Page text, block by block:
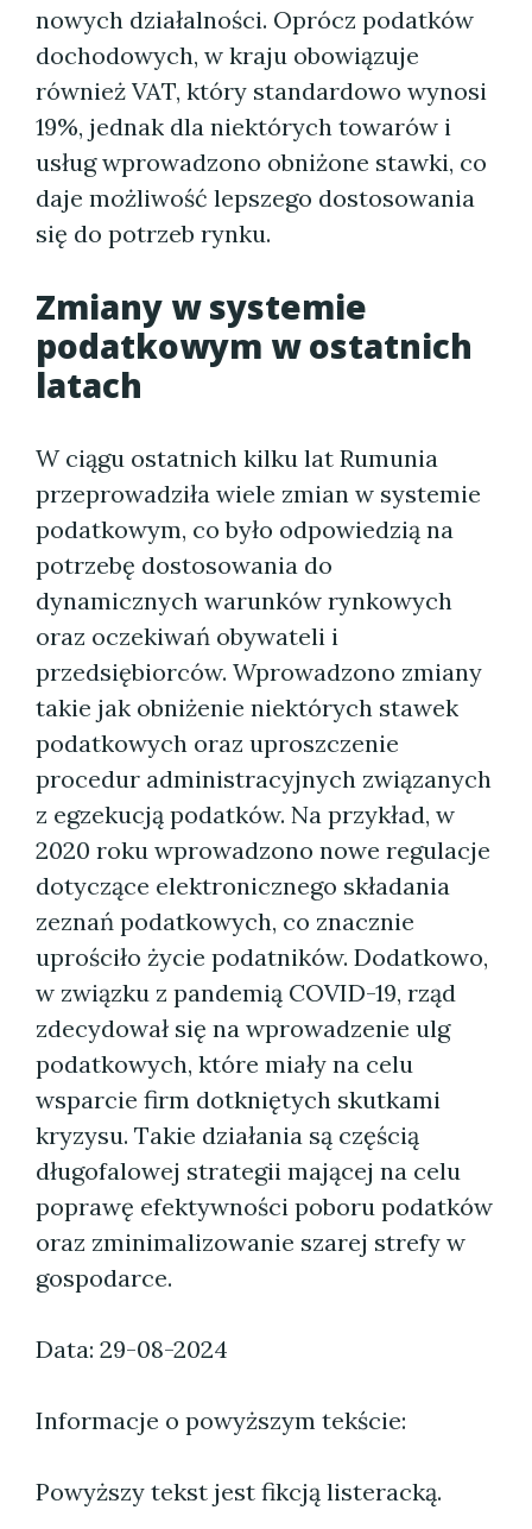
nowych działalności. Oprócz podatków
dochodowych, w kraju obowiązuje
również VAT, który standardowo wynosi
19%, jednak dla niektórych towarów i
usług wprowadzono obniżone stawki, co
daje możliwość lepszego dostosowania
się do potrzeb rynku.
Zmiany w systemie
podatkowym w ostatnich
latach
W ciągu ostatnich kilku lat Rumunia
przeprowadziła wiele zmian w systemie
podatkowym, co było odpowiedzią na
potrzebę dostosowania do
dynamicznych warunków rynkowych
oraz oczekiwań obywateli i
przedsiębiorców. Wprowadzono zmiany
takie jak obniżenie niektórych stawek
podatkowych oraz uproszczenie
procedur administracyjnych związanych
z egzekucją podatków. Na przykład, w
2020 roku wprowadzono nowe regulacje
dotyczące elektronicznego składania
zeznań podatkowych, co znacznie
uprościło życie podatników. Dodatkowo,
w związku z pandemią COVID-19, rząd
zdecydował się na wprowadzenie ulg
podatkowych, które miały na celu
wsparcie firm dotkniętych skutkami
kryzysu. Takie działania są częścią
długofalowej strategii mającej na celu
poprawę efektywności poboru podatków
oraz zminimalizowanie szarej strefy w
gospodarce.
Data: 29-08-2024
Informacje o powyższym tekście:
Powyższy tekst jest fikcją listeracką.